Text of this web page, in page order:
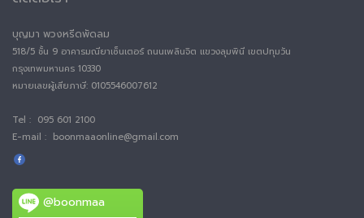
บุญมา พวงหรีดพัดลม
518/5 ชั้น 9 อาคารมณียาเซ็นเตอร์ ถนนเพลินจิต แขวงลุมพินี เขตปทุมวัน
กรุงเทพมหานคร 10330
หมายเลขผู้เสียภาษี: 0105546007612
Tel : 095 601 2100
E-mail : boonmaaonline@gmail.com
@boonmaa